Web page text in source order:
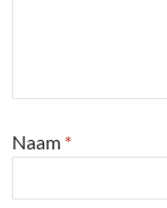
Naam *